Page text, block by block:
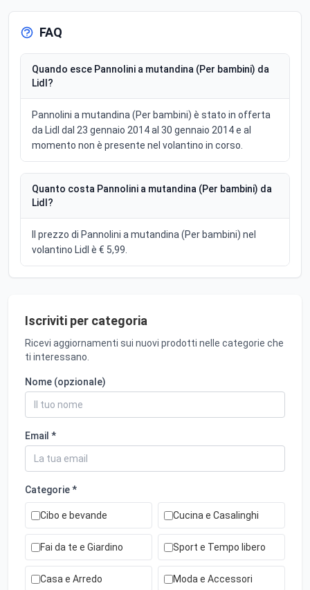
FAQ
Quando esce Pannolini a mutandina (Per bambini) da
Lidl?
Pannolini a mutandina (Per bambini) è stato in offerta
da Lidl dal 23 gennaio 2014 al 30 gennaio 2014 e al
momento non è presente nel volantino in corso.
Quanto costa Pannolini a mutandina (Per bambini) da
Lidl?
Il prezzo di Pannolini a mutandina (Per bambini) nel
volantino Lidl è € 5,99.
Iscriviti per categoria
Ricevi aggiornamenti sui nuovi prodotti nelle categorie che
ti interessano.
Nome (opzionale)
Email *
Categorie *
Cibo e bevande Cucina e Casalinghi
Fai da te e Giardino Sport e Tempo libero
Casa e Arredo Moda e Accessori